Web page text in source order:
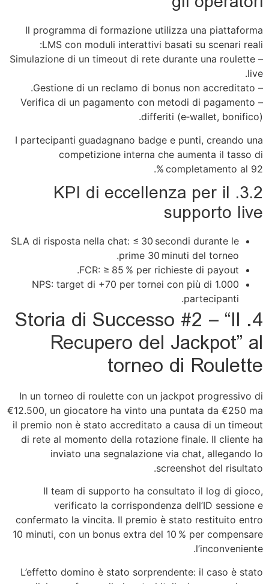
Il programma di formazione utilizza una piattaforma
LMS con moduli interattivi basati su scenari reali:
– Simulazione di un timeout di rete durante una roulette
live.
– Gestione di un reclamo di bonus non accreditato.
– Verifica di un pagamento con metodi di pagamento
differiti (e‑wallet, bonifico).
I partecipanti guadagnano badge e punti, creando una
competizione interna che aumenta il tasso di
completamento al 92 %.
3.2. KPI di eccellenza per il
supporto live
SLA di risposta nella chat: ≤ 30 secondi durante le
prime 30 minuti del torneo.
FCR: ≥ 85 % per richieste di payout.
NPS: target di +70 per tornei con più di 1.000
partecipanti.
4. Storia di Successo #2 – “Il
Recupero del Jackpot” al
torneo di Roulette
In un torneo di roulette con un jackpot progressivo di
€12.500, un giocatore ha vinto una puntata da €250 ma
il premio non è stato accreditato a causa di un timeout
di rete al momento della rotazione finale. Il cliente ha
inviato una segnalazione via chat, allegando lo
screenshot del risultato.
Il team di supporto ha consultato il log di gioco,
verificato la corrispondenza dell’ID sessione e
confermato la vincita. Il premio è stato restituito entro
10 minuti, con un bonus extra del 10 % per compensare
l’inconveniente.
L’effetto domino è stato sorprendente: il caso è stato